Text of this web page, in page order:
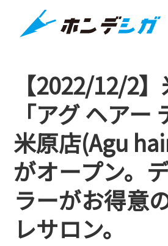
【2022/12/2
「アグ ヘアー
米原店(Agu
がオープン。
ラーがお得意
レサロン。